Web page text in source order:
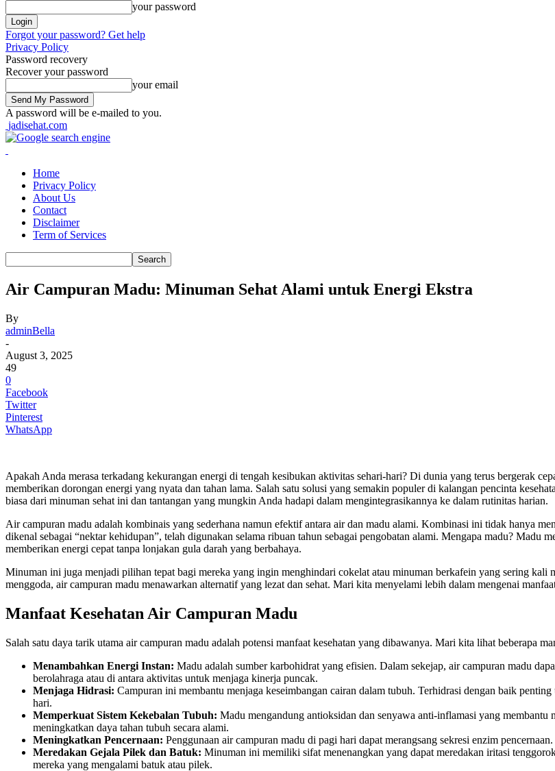
your password
Forgot your password? Get help
Privacy Policy
Password recovery
Recover your password
your email
A password will be e-mailed to you.
jadisehat.com
Home
Privacy Policy
About Us
Contact
Disclaimer
Term of Services
Air Campuran Madu: Minuman Sehat Alami untuk Energi Ekstra
By
adminBella
-
August 3, 2025
49
0
Facebook
Twitter
Pinterest
WhatsApp
Apakah Anda merasa terkadang kekurangan energi di tengah kesibukan aktivitas sehari-hari? Di dunia yang terus bergerak
memberikan dorongan energi yang nyata dan tahan lama. Salah satu solusi yang semakin populer di kalangan pencinta
biasa dari minuman sehat ini dan tantangan yang mungkin Anda hadapi dalam mengintegrasikannya ke dalam rutinitas harian.
Air campuran madu adalah kombinais yang sederhana namun efektif antara air dan madu alami. Kombinasi ini tidak hanya
dikenal sebagai “nektar kehidupan”, telah digunakan selama ribuan tahun sebagai pengobatan alami. Mengapa madu? Madu
memberikan energi cepat tanpa lonjakan gula darah yang berbahaya.
Minuman ini juga menjadi pilihan tepat bagi mereka yang ingin menghindari cokelat atau minuman berkafein yang sering kali
menggoda, air campuran madu menawarkan alternatif yang lezat dan sehat. Mari kita menyelami lebih dalam mengenai
Manfaat Kesehatan Air Campuran Madu
Salah satu daya tarik utama air campuran madu adalah potensi manfaat kesehatan yang dibawanya. Mari kita lihat beberapa
Menambahkan Energi Instan: Madu adalah sumber karbohidrat yang efisien. Dalam sekejap, air campuran madu
berolahraga atau di antara aktivitas untuk menjaga kinerja puncak.
Menjaga Hidrasi: Campuran ini membantu menjaga keseimbangan cairan dalam tubuh. Terhidrasi dengan baik
hari.
Memperkuat Sistem Kekebalan Tubuh: Madu mengandung antioksidan dan senyawa anti-inflamasi yang
meningkatkan daya tahan tubuh secara alami.
Meningkatkan Pencernaan: Penggunaan air campuran madu di pagi hari dapat merangsang sekresi enzim
Meredakan Gejala Pilek dan Batuk: Minuman ini memiliki sifat menenangkan yang dapat meredakan iritasi
mereka yang mengalami batuk atau pilek.